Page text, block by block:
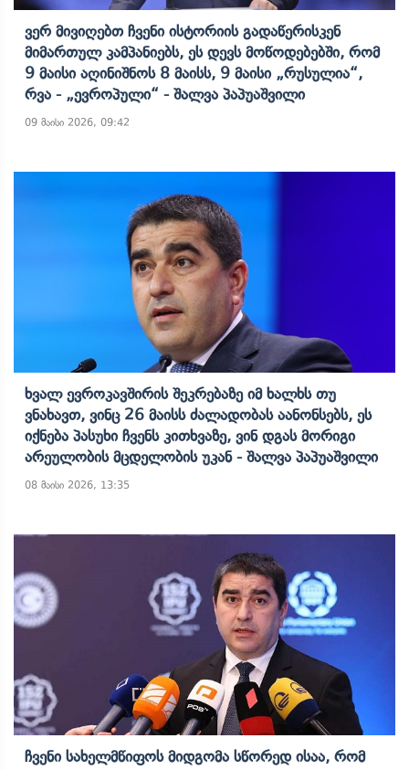
Ვერ Მივიღებთ Ჩვენი Ისტორიის Გადაწერისკენ
Მიმართულ Კამპანიებს, Ეს Დევს Მოწოდებებში, Რომ
9 Მაისი Აღინიშნოს 8 Მაისს, 9 Მაისი „რუსულია“,
Რვა - „ევროპული“ - Შალვა Პაპუაშვილი
09 მაისი 2026, 09:42
Ხვალ Ევროკავშირის Შეკრებაზე Იმ Ხალხს Თუ
Ვნახავთ, Ვინც 26 Მაისს Ძალადობას Აანონსებს, Ეს
Იქნება Პასუხი Ჩვენს Კითხვაზე, Ვინ Დგას Მორიგი
Არეულობის Მცდელობის Უკან - Შალვა Პაპუაშვილი
08 მაისი 2026, 13:35
Ჩვენი Სახელმწიფოს Მიდგომა Სწორედ Ისაა, Რომ